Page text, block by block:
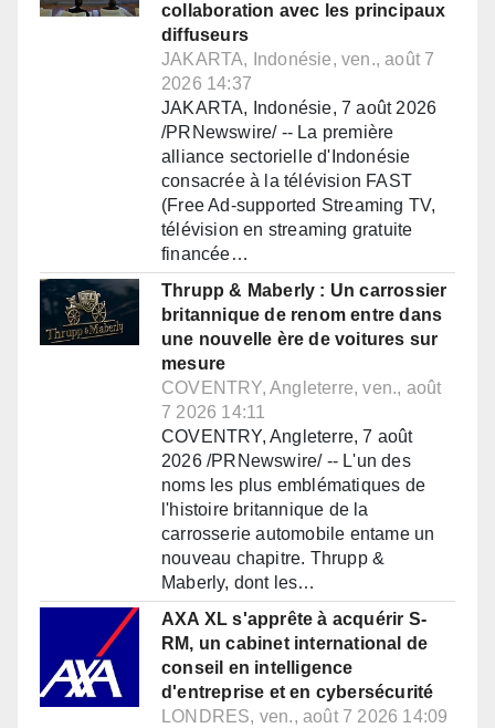
collaboration avec les principaux
diffuseurs
JAKARTA, Indonésie, ven., août 7
2026 14:37
JAKARTA, Indonésie, 7 août 2026
/PRNewswire/ -- La première
alliance sectorielle d'Indonésie
consacrée à la télévision FAST
(Free Ad-supported Streaming TV,
télévision en streaming gratuite
financée…
Thrupp & Maberly : Un carrossier
britannique de renom entre dans
une nouvelle ère de voitures sur
mesure
COVENTRY, Angleterre, ven., août
7 2026 14:11
COVENTRY, Angleterre, 7 août
2026 /PRNewswire/ -- L'un des
noms les plus emblématiques de
l'histoire britannique de la
carrosserie automobile entame un
nouveau chapitre. Thrupp &
Maberly, dont les…
AXA XL s'apprête à acquérir S-
RM, un cabinet international de
conseil en intelligence
d'entreprise et en cybersécurité
LONDRES, ven., août 7 2026 14:09